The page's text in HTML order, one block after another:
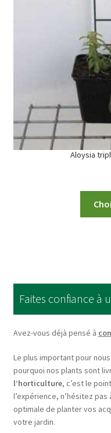
Aloysia
Faites confiance à
Avez-vous déjà pensé à
Le plus important pour
pourquoi nos plants sont
l’horticulture, c’est le
l’expérience, n’hésitez
optimale de planter vos
votre jardin.